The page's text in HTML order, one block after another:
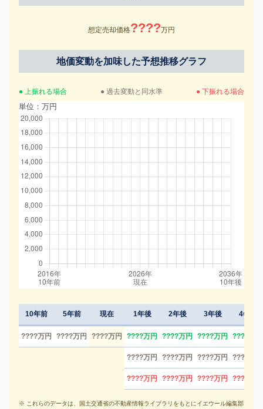
想定売却価格????万円
地価変動を加味した予想推移グラフ
● 上振れる場合 ● 過去変動と同水準 ● 下振れる場合
単位：万円
10年前 5年前 現在
????万円 ????万円 ????万円
1年後 2年後 3年後 4年後
????万円 ????万円 ????万円 ????万円
????万円 ????万円 ????万円 ????万円
????万円 ????万円 ????万円 ????万円
※ これらのデータは、国土交通省の不動産情報ライブラリをもとにイエウール編集部